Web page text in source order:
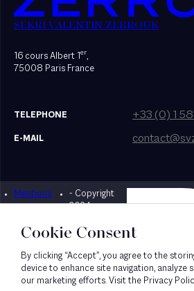
SEKRI VALENTIN ZERROUK
16 cours Albert 1er,
75008 Paris France
TELEPHONE +33 (0) 1
E-MAIL
Mentions
légales
- Copyright
2024
Designed by
Cookie Consent
By clicking “Accept”, you agree to the
device to enhance site navigation, analyze
our marketing efforts. Visit the Privacy